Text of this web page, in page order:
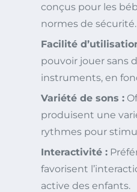
conçus pour les
normes de sécurité.
Facilité
pouvoir jouer sans
instruments, en
Variété de sons :
produisent une
rythmes pour
Interactivité :
favorisent
active des enfants.